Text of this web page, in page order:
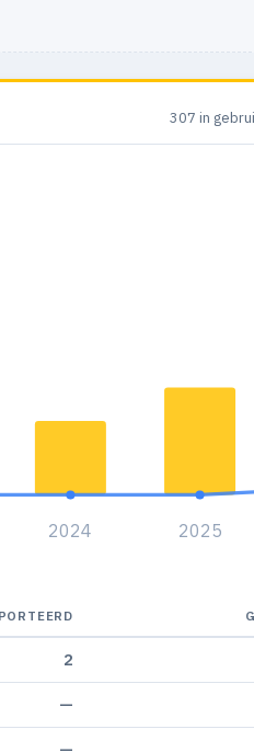
307 in
2024 2025
2
—